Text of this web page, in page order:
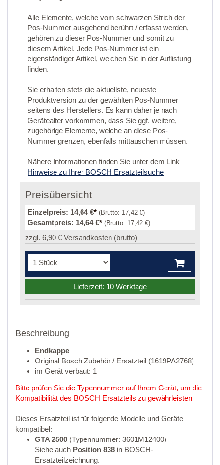
Alle Elemente, welche vom schwarzen Strich der
Pos-Nummer ausgehend berührt / erfasst werden,
gehören zu dieser Pos-Nummer und somit zu
diesem Artikel. Jede Pos-Nummer ist ein
eigenständiger Artikel, welchen Sie in der Auflistung
finden.
Sie erhalten stets die aktuellste, neueste
Produktversion zu der gewählten Pos-Nummer
seitens des Herstellers. Es kann daher je nach
Gerätealter vorkommen, dass Sie ggf. weitere,
zugehörige Elemente, welche an diese Pos-
Nummer grenzen, ebenfalls mittauschen müssen.
Nähere Informationen finden Sie unter dem Link
Hinweise zu Ihrer BOSCH Ersatzteilsuche
Preisübersicht
Einzelpreis: 14,64 €* (Brutto: 17,42 €)
Gesamtpreis: 14,64 €* (Brutto: 17,42 €)
zzgl. 6,90 € Versandkosten (brutto)
Lieferzeit: 10 Werktage
Beschreibung
Endkappe
Original Bosch Zubehör / Ersatzteil (1619PA2768)
im Gerät verbaut: 1
Bitte prüfen Sie die Typennummer auf Ihrem Gerät, um die
Kompatibilität des BOSCH Ersatzteils zu gewährleisten.
Dieses Ersatzteil ist für folgende Modelle und Geräte
kompatibel:
GTA 2500 (Typennummer: 3601M12400)
Siehe auch Position 838 in BOSCH-
Ersatzteilzeichnung.